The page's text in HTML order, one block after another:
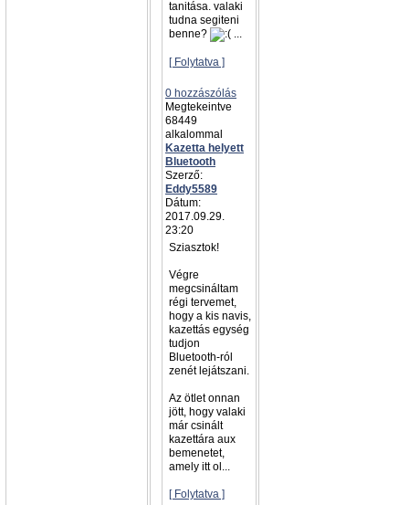
tanitása. valaki
tudna segiteni
benne?
...
[ Folytatva ]
0 hozzászólás
Megtekeintve
68449
alkalommal
Kazetta helyett
Bluetooth
Szerző:
Eddy5589
Dátum:
2017.09.29.
23:20
Sziasztok!
Végre
megcsináltam
régi tervemet,
hogy a kis navis,
kazettás egység
tudjon
Bluetooth-ról
zenét lejátszani.
Az ötlet onnan
jött, hogy valaki
már csinált
kazettára aux
bemenetet,
amely itt ol...
[ Folytatva ]